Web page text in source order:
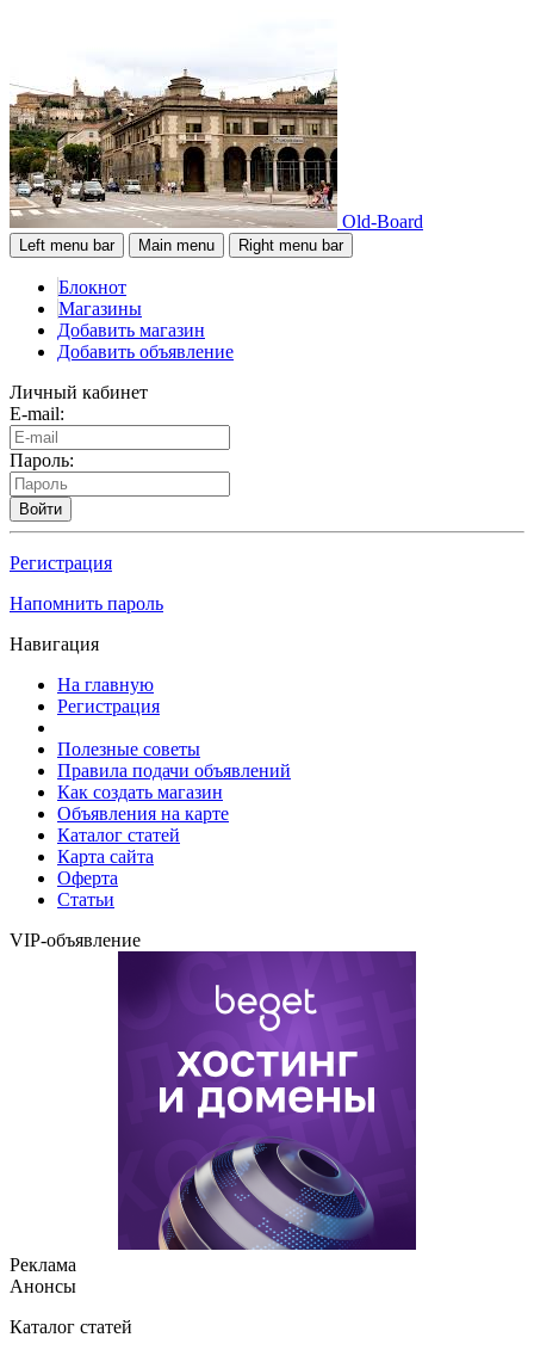
Old-Board
Left menu bar Main menu Right menu bar
Блокнот
Магазины
Добавить магазин
Добавить объявление
Личный кабинет
E-mail:
Пароль:
Войти
Регистрация
Напомнить пароль
Навигация
На главную
Регистрация
Полезные советы
Правила подачи объявлений
Как создать магазин
Объявления на карте
Каталог статей
Карта сайта
Оферта
Статьи
VIP-объявление
Реклама
Анонсы
Каталог статей